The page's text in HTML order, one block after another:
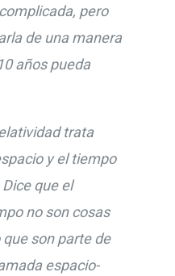
pero
de una manera
años pueda
trata
y el tiempo
que el
no son cosas
son parte de
espacio-